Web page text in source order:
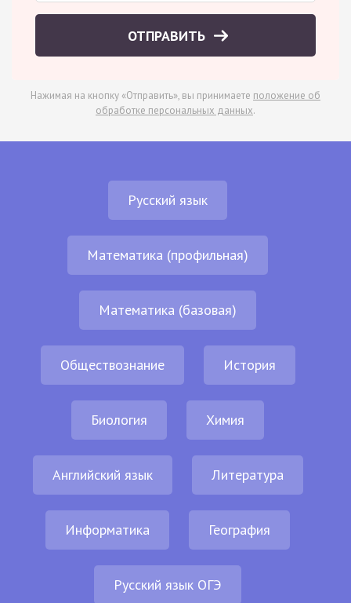
ОТПРАВИТЬ
Нажимая на кнопку «Отправить», вы принимаете положение об
обработке персональных данных.
Русский язык
Математика (профильная)
Математика (базовая)
Обществознание История
Биология Химия
Английский язык Литература
Информатика География
Русский язык ОГЭ